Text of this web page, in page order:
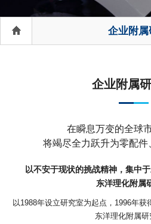
企业附
企业附属
在瞬息万变的全球
将竭尽全力跃升为零配件
以不安于现状的挑战精神，集中
东洋理化附属
以1988年设立研究室为起点，1996年获
东洋理化附属研